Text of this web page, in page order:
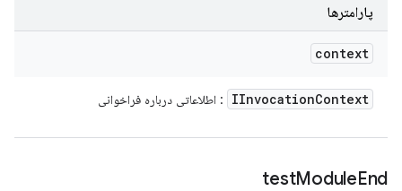
پارامترها
context
IInvocationContext : اطلاعاتی درباره فراخوانی
testModuleEnd